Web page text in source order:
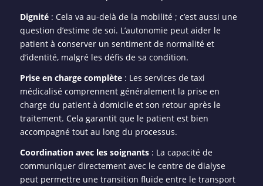
Dignité: Cela va au-delà de la mobilité ; c’est aussi une
question d’estime de soi. L’autonomie peut aider le
patient à conserver un sentiment de normalité et
d’identité, malgré les défis de sa condition.
Prise en charge complète: Les services de taxi
médicalisé comprennent généralement la prise en
charge du patient à domicile et son retour après le
traitement. Cela garantit que le patient est bien
accompagné tout au long du processus.
Coordination avec les soignants: La capacité de
communiquer directement avec le centre de dialyse
peut permettre une transition fluide entre le transport